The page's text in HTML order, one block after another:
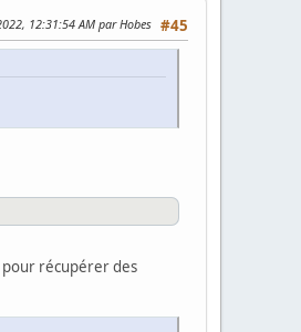
#45
12:31:54 AM par Hobes
pour récupérer des